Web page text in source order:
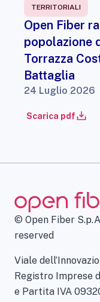
TERRITORIALI
Open Fiber
popolazione
Torrazza
Battaglia
24 Luglio 2026
Scarica pdf
© Open Fiber
reserved
Viale
Registro Imprese
e Partita IVA